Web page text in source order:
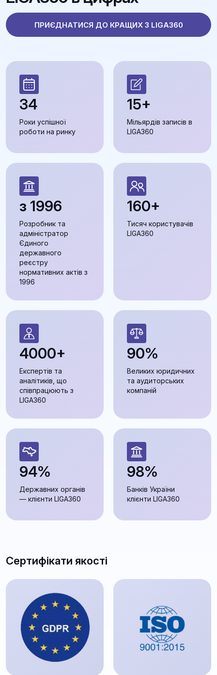
ПРИЄДНАТИСЯ ДО КРАЩИХ З LIGA360
34
Роки успішної
роботи на ринку
15+
Мільярдів записів в
LIGA360
з 1996
Розробник та
адміністратор
Єдиного
державного
реєстру
нормативних актів з
1996
160+
Тисяч користувачів
LIGA360
4000+
Експертів та
аналітиків, що
співпрацюють з
LIGA360
90%
Великих юридичних
та аудиторських
компаній
94%
Державних органів
— клієнти LIGA360
98%
Банків України
клієнти LIGA360
Сертифікати якості